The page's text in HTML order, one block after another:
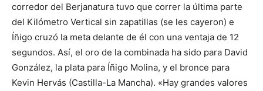
corredor del Berjanatura tuvo que correr la última parte
del Kilómetro Vertical sin zapatillas (se les cayeron) e
Íñigo cruzó la meta delante de él con una ventaja de 12
segundos. Así, el oro de la combinada ha sido para David
González, la plata para Íñigo Molina, y el bronce para
Kevin Hervás (Castilla-La Mancha). «Hay grandes valores